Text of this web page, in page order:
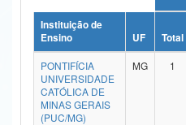
Ministério da Ciência, Tecnologia,
Ministério do Meio Ambiente
Ministério do Turismo
Ministério do Desenvolvimento Regional
Instituição de
Ensino
UF Total
PONTIFÍCIA
UNIVERSIDADE
CATÓLICA DE
MINAS GERAIS
(PUC/MG)
MG 1